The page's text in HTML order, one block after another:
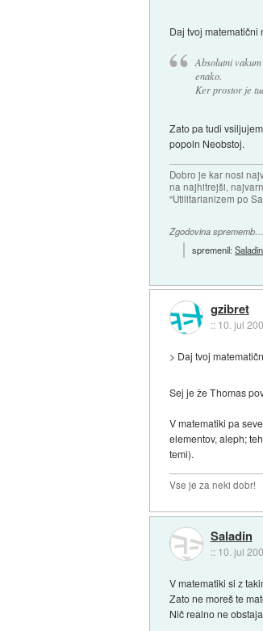
Daj tvoj matematični
Absolutni
enako.
Ker prostor je
Zato pa tudi
popoln Neobstoj.
Dobro je kar nosi
na najhitrejši,
"Utilitarianizem po
Zgodovina sprememb…
spremenil:Saladin
gzibret
:: 10. jul
> Daj tvoj
Sej je že Thomas
V matematiki pa
elementov, aleph;
temi).
Vse je za neki dobr!
Saladin
:: 10. jul
V matematiki si z
Zato ne moreš te
Nič realno ne